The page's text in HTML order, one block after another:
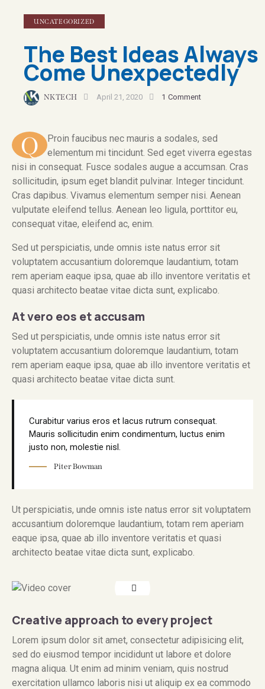
UNCATEGORIZED
The Best Ideas Always
Come Unexpectedly
NKTECH April 21, 2020 1 Comment
Q
Proin faucibus nec mauris a sodales, sed
elementum mi tincidunt. Sed eget viverra egestas
nisi in consequat. Fusce sodales augue a accumsan. Cras
sollicitudin, ipsum eget blandit pulvinar. Integer tincidunt.
Cras dapibus. Vivamus elementum semper nisi. Aenean
vulputate eleifend tellus. Aenean leo ligula, porttitor eu,
consequat vitae, eleifend ac, enim.
Sed ut perspiciatis, unde omnis iste natus error sit
voluptatem accusantium doloremque laudantium, totam
rem aperiam eaque ipsa, quae ab illo inventore veritatis et
quasi architecto beatae vitae dicta sunt, explicabo.
At vero eos et accusam
Sed ut perspiciatis, unde omnis iste natus error sit
voluptatem accusantium doloremque laudantium, totam
rem aperiam eaque ipsa, quae ab illo inventore veritatis et
quasi architecto beatae vitae dicta sunt.
Curabitur varius eros et lacus rutrum consequat.
Mauris sollicitudin enim condimentum, luctus enim
justo non, molestie nisl.
Piter Bowman
Ut perspiciatis, unde omnis iste natus error sit voluptatem
accusantium doloremque laudantium, totam rem aperiam
eaque ipsa, quae ab illo inventore veritatis et quasi
architecto beatae vitae dicta sunt, explicabo.
Creative approach to every project
Lorem ipsum dolor sit amet, consectetur adipisicing elit,
sed do eiusmod tempor incididunt ut labore et dolore
magna aliqua. Ut enim ad minim veniam, quis nostrud
exercitation ullamco laboris nisi ut aliquip ex ea commodo